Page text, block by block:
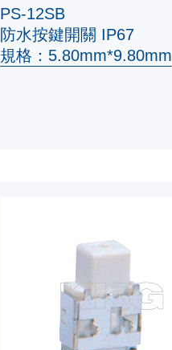
PS-12SB
防水按鍵開關 IP67
規格：5.80mm*9.80mm